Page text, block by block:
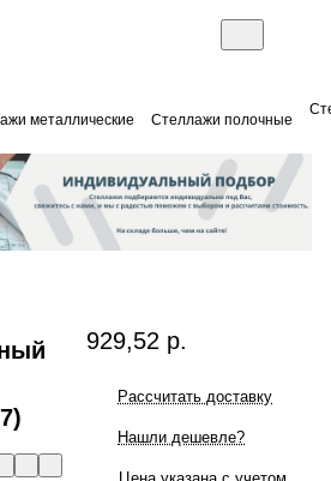
металлические Стеллажи полочные
929,52 р.
Рассчитать доставку
Нашли дешевле?